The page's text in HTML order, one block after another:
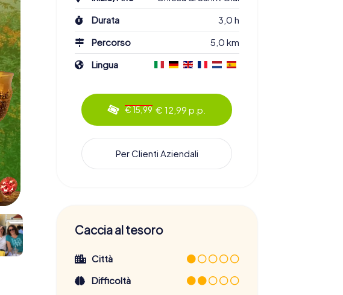
Durata
3,0 h
Percorso
5,0 km
Lingua
€ 15,99 € 12,99 p.p.
Per Clienti Aziendali
Caccia al tesoro
Città
Difficoltà